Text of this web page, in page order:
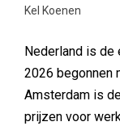
Kel Koenen
Nederland is de
2026 begonnen
Amsterdam is
prijzen voor